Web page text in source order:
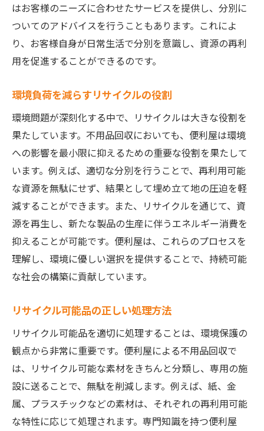
はお客様のニーズに合わせたサービスを提供し、分別に
ついてのアドバイスを行うこともあります。これによ
り、お客様自身が日常生活で分別を意識し、資源の再利
用を促進することができるのです。
環境負荷を減らすリサイクルの役割
環境問題が深刻化する中で、リサイクルは大きな役割を
果たしています。不用品回収においても、便利屋は環境
への影響を最小限に抑えるための重要な役割を果たして
います。例えば、適切な分別を行うことで、再利用可能
な資源を無駄にせず、結果として埋め立て地の圧迫を軽
減することができます。また、リサイクルを通じて、資
源を再生し、新たな製品の生産に伴うエネルギー消費を
抑えることが可能です。便利屋は、これらのプロセスを
理解し、環境に優しい選択を提供することで、持続可能
な社会の構築に貢献しています。
リサイクル可能品の正しい処理方法
リサイクル可能品を適切に処理することは、環境保護の
観点から非常に重要です。便利屋による不用品回収で
は、リサイクル可能な素材をきちんと分類し、専用の施
設に送ることで、無駄を削減します。例えば、紙、金
属、プラスチックなどの素材は、それぞれの再利用可能
な特性に応じて処理されます。専門知識を持つ便利屋